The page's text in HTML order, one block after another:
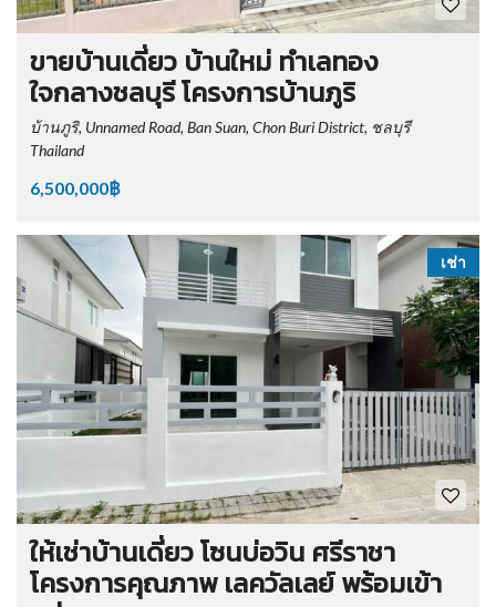
ขายบ้านเดี่ยว บ้านใหม่ ทำเลทอง
ใจกลางชลบุรี โครงการบ้านภูริ
บ้านภูริ, Unnamed Road, Ban Suan, Chon Buri District, ชลบุรี
Thailand
6,500,000฿
เช่า
ให้เช่าบ้านเดี่ยว โซนบ่อวิน ศรีราชา
โครงการคุณภาพ เลควัลเลย์ พร้อมเข้า